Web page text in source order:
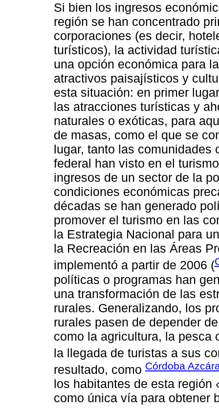
Si bien los ingresos
región se han concentrado
corporaciones (es decir,
turísticos), la actividad
una opción económica para
atractivos paisajísticos y
esta situación: en primer
las atracciones turísticas y
naturales o exóticas, para
de masas, como el que se
lugar, tanto las comunidades
federal han visto en el
ingresos de un sector de la
condiciones económicas
décadas se han generado
promover el turismo en las
la Estrategia Nacional para
la Recreación en las Áreas
implementó a partir de 2006 (
políticas o programas han
una transformación de las
rurales. Generalizando, los
rurales pasen de depender
como la agricultura, la pesca
la llegada de turistas a sus
resultado, como Córdoba
los habitantes de esta región
como única vía para obtener